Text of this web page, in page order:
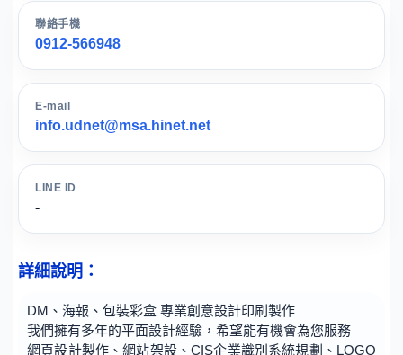
聯絡手機
0912-566948
E-mail
info.udnet@msa.hinet.net
LINE ID
-
詳細說明：
DM、海報、包裝彩盒 專業創意設計印刷製作
我們擁有多年的平面設計經驗，希望能有機會為您服務
網頁設計製作、網站架設、CIS企業識別系統規劃、LOGO